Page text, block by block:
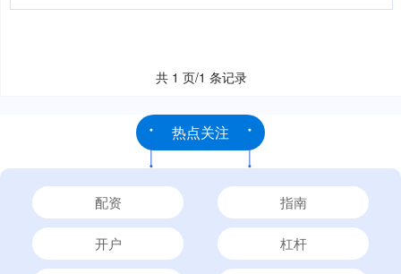
共 1 页/1 条记录
热点关注
配资 指南
开户 杠杆